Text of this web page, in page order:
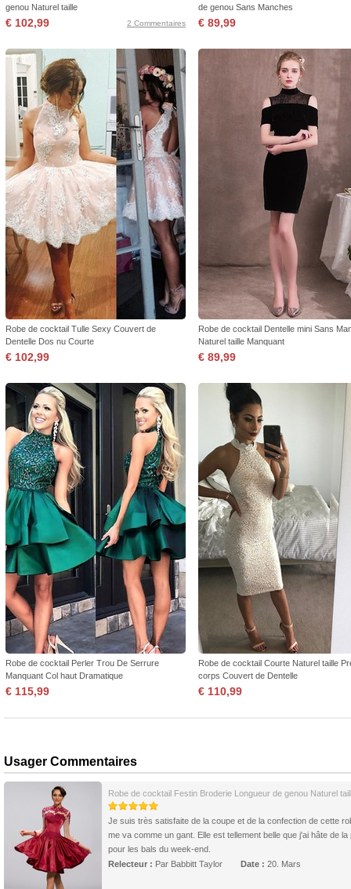
genou Naturel taille
€ 102,99 2 Commentaires
de genou Sans Manches
€ 89,99
Robe de cocktail Tulle Sexy Couvert de
Dentelle Dos nu Courte
€ 102,99
Robe de cocktail Dentelle mini Sans
Naturel taille Manquant
€ 89,99
Robe de cocktail Perler Trou De Serrure
Manquant Col haut Dramatique
€ 115,99
Robe de cocktail Courte Naturel taille
corps Couvert de Dentelle
€ 110,99
Usager Commentaires
Robe de cocktail Festin Broderie Longueur de genou Naturel
Je suis très satisfaite de la coupe et de la confection de cette
me va comme un gant. Elle est tellement belle que j'ai hâte de la
pour les bals du week-end.
Relecteur : Par Babbitt Taylor Date : 20. Mars